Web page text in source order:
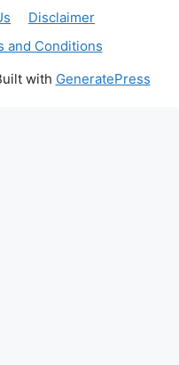
Disclaimer
and Conditions
with GeneratePress